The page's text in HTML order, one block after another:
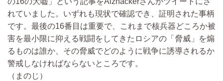
れていました。いずれも現状で確認でき、証明された事柄
です。最後の16番目は重要で、これまで核兵器どころか被
害を最小限に抑える戦闘をしてきたロシアの「脅威」を煽
るものは誰か、その脅威でどのように戦争に誘導されるか
警戒しなければならないところです。
（まのじ）